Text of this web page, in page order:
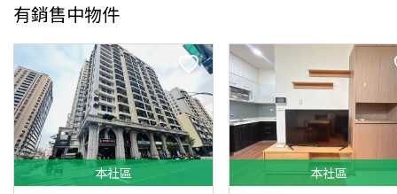
有銷售中物件
本社區 本社區